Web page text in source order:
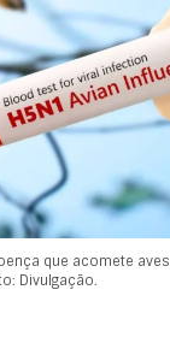
que acomete
Divulgação.